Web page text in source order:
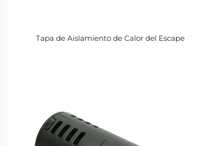
Tapa de Aislamiento de Calor del Escape